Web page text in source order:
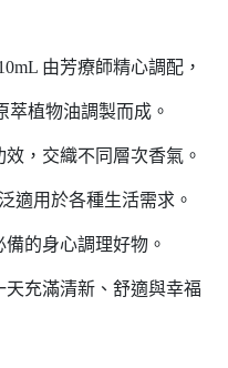
由芳療師精心調配，
萃植物油調製而成。
，交織不同層次香氣。
適用於各種生活需求。
的身心調理好物。
充滿清新、舒適與幸福